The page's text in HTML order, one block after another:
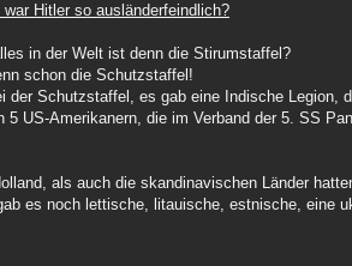
war Hitler so ausländerfeindlich?
in der Welt ist denn die Stirumstaffel?
schon die Schutzstaffel!
der Schutzstaffel, es gab eine Indische Legion,
5 US-Amerikanern, die im Verband der 5. SS
als auch die skandinavischen Länder
es noch lettische, litauische, estnische, eine